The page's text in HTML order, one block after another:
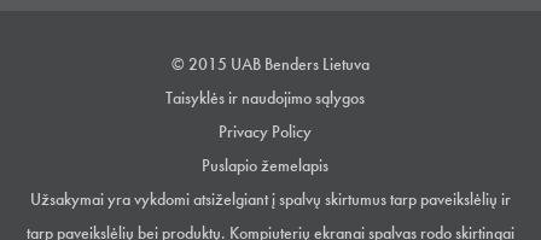
© 2015 UAB Benders Lietuva
Taisyklės ir naudojimo sąlygos
Privacy Policy
Puslapio žemelapis
Užsakymai yra vykdomi atsiželgiant į spalvų skirtumus tarp paveikslėlių ir
tarp paveikslėlių bei produktų. Kompiuterių ekranai spalvas rodo skirtingai